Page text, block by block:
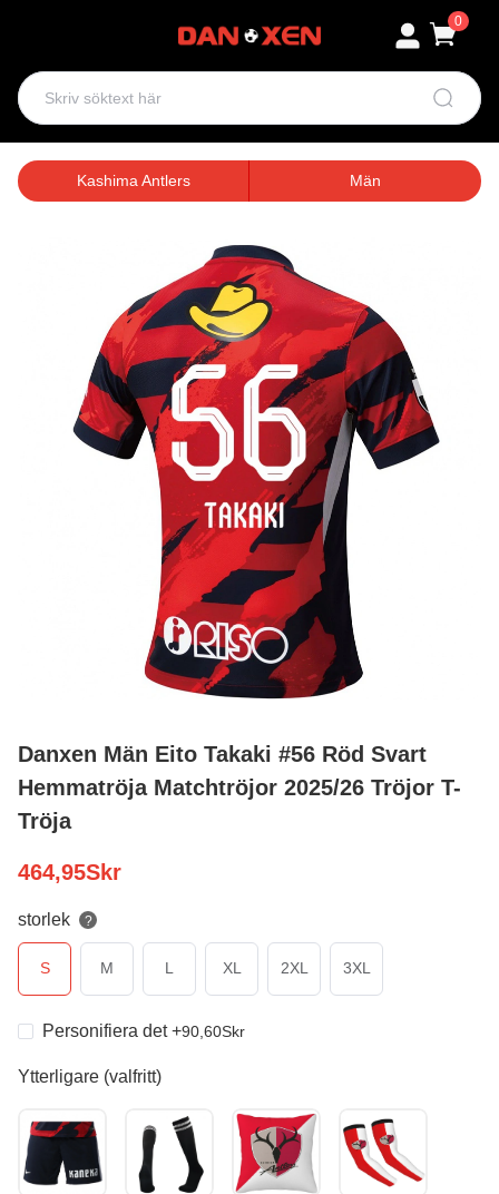
0
Kashima Antlers Män
Danxen Män Eito Takaki #56 Röd Svart
Hemmatröja Matchtröjor 2025/26 Tröjor T-
Tröja
464,95Skr
storlek ?
S M L XL 2XL 3XL
Personifiera det+90,60Skr
Ytterligare (valfritt)